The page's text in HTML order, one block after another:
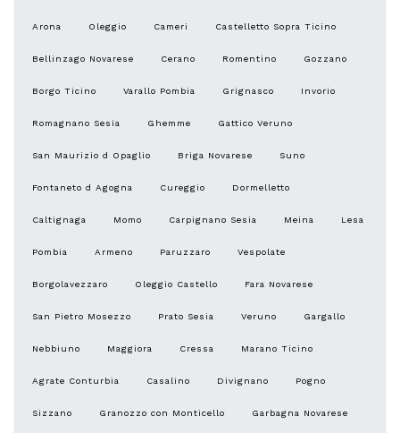
Arona Oleggio Cameri Castelletto Sopra Ticino
Bellinzago Novarese Cerano Romentino Gozzano
Borgo Ticino Varallo Pombia Grignasco Invorio
Romagnano Sesia Ghemme Gattico Veruno
San Maurizio d Opaglio Briga Novarese Suno
Fontaneto d Agogna Cureggio Dormelletto
Caltignaga Momo Carpignano Sesia Meina Lesa
Pombia Armeno Paruzzaro Vespolate
Borgolavezzaro Oleggio Castello Fara Novarese
San Pietro Mosezzo Prato Sesia Veruno Gargallo
Nebbiuno Maggiora Cressa Marano Ticino
Agrate Conturbia Casalino Divignano Pogno
Sizzano Granozzo con Monticello Garbagna Novarese